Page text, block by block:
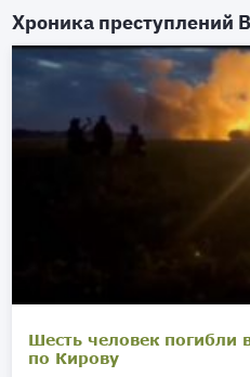
Хроника преступлений
Шесть человек погибли
по Кирову